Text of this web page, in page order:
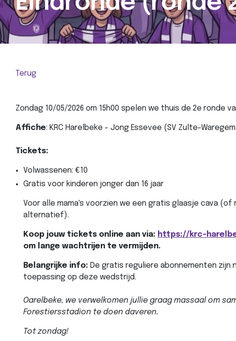
Terug
Zondag 10/05/2026 om 15h00 spelen we thuis de 2e ronde
Affiche: KRC Harelbeke - Jong Essevee (SV Zulte-
Tickets:
Volwassenen: €10
Gratis voor kinderen jonger dan 16 jaar
Voor alle mama's voorzien we een gratis glaasje cava
alternatief).
Koop jouw tickets online aan via: https://krc-
om lange wachtrijen te vermijden.
Belangrijke info: De gratis reguliere abonnementen zijn
toepassing op deze wedstrijd.
Oarelbeke, we verwelkomen jullie graag massaal om
Forestiersstadion te doen daveren.
Tot zondag!